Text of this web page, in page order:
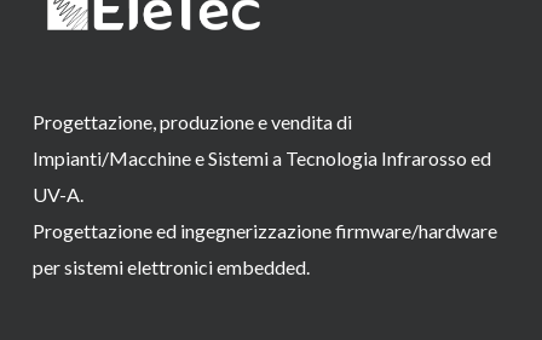
Progettazione, produzione e vendita di
Impianti/Macchine e Sistemi a Tecnologia Infrarosso ed
UV-A.
Progettazione ed ingegnerizzazione firmware/hardware
per sistemi elettronici embedded.